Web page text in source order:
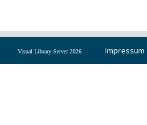
Impressum
Visual Library Server 2026